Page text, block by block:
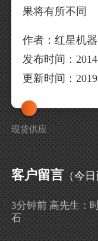
果将有所不同
作者：红星机器
发布时间：
更新时间：
现货供应
客户留言 （今
3分钟前 高先生：
石